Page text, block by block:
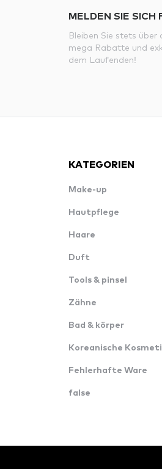
MELDEN SIE SICH
Bleiben Sie stets über
mega Rabatte und
dem Laufenden!
KATEGORIEN
Make-up
Hautpflege
Haare
Duft
Tools & pinsel
Zähne
Bad & körper
Koreanische
Fehlerhafte Ware
false